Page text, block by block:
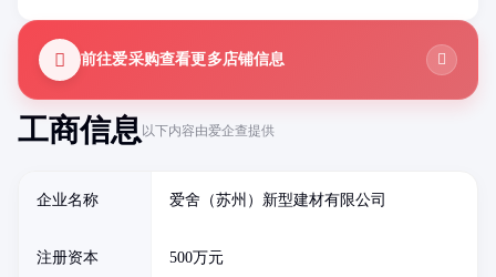
工商信息以下内容由爱企查提供
企业名称 爱舍（苏州）新型建材有限公司
注册资本 500万元
前往爱采购查看更多店铺信息